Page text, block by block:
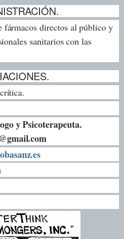
.
fármacos directos al público y
sanitarios con las
y Psicoterapeuta.